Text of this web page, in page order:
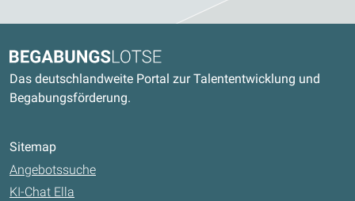
Begabungslotse
Das deutschlandweite Portal zur Talententwicklung und
Begabungsförderung.
Sitemap
Angebotssuche
KI-Chat Ella